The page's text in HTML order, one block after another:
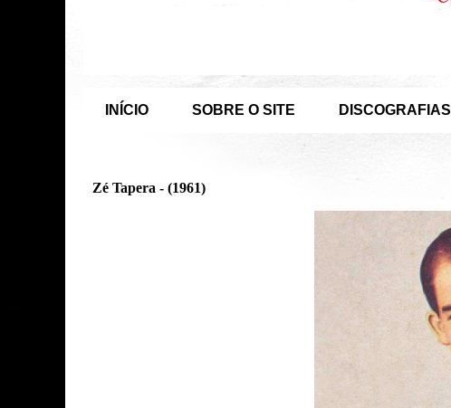
INÍCIO SOBRE O SITE DISCOGRAFIAS
Zé Tapera - (1961)